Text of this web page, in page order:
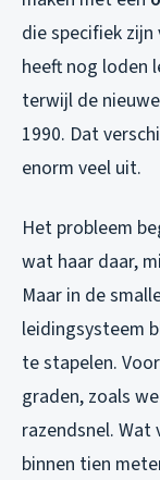
die specifiek
heeft nog loden
terwijl de
1990. Dat
enorm veel uit.
Het probleem
wat haar daar,
Maar in de
leidingsysteem
te stapelen.
graden, zoals
razendsnel.
binnen tien